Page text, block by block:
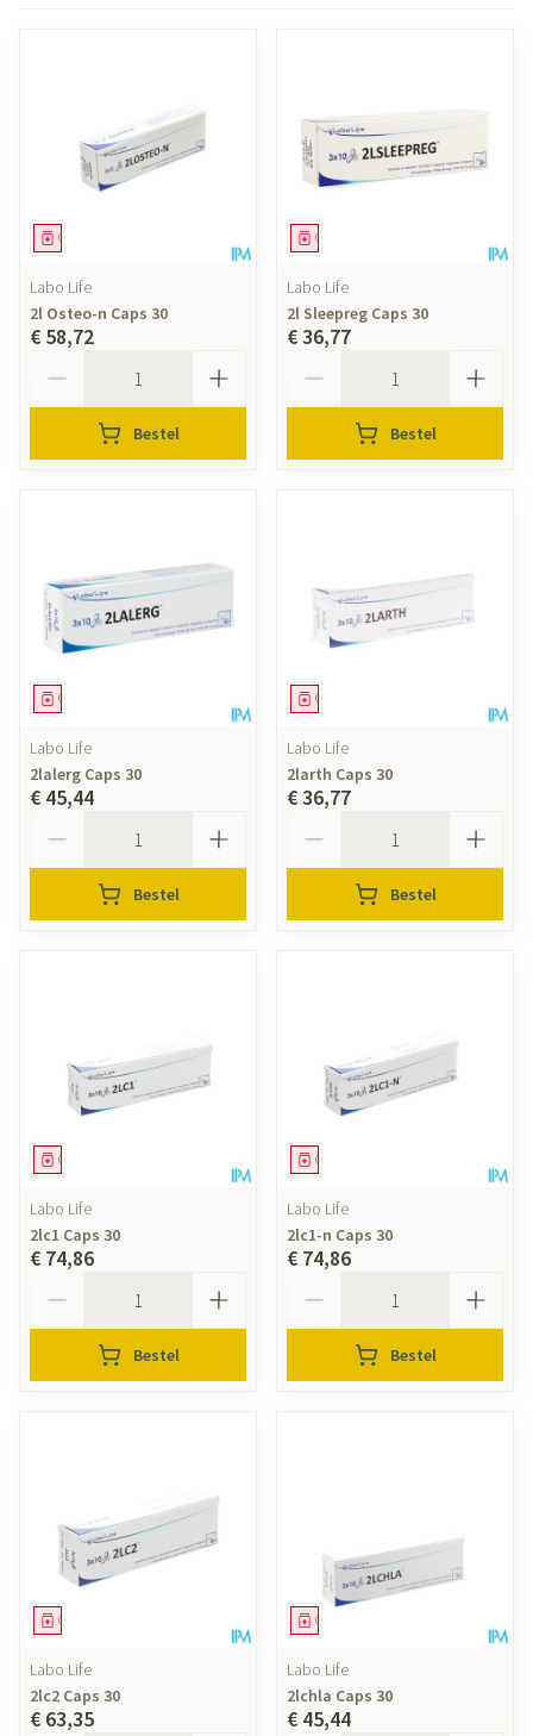
Geneesmiddel
Labo Life
2l Osteo-n Caps 30
€ 58,72
Bestel
Geneesmiddel
Labo Life
2l Sleepreg Caps 30
€ 36,77
Bestel
Geneesmiddel
Labo Life
2lalerg Caps 30
€ 45,44
Bestel
Geneesmiddel
Labo Life
2larth Caps 30
€ 36,77
Bestel
Geneesmiddel
Labo Life
2lc1 Caps 30
€ 74,86
Bestel
Geneesmiddel
Labo Life
2lc1-n Caps 30
€ 74,86
Bestel
Geneesmiddel
Labo Life
2lc2 Caps 30
€ 63,35
Geneesmiddel
Labo Life
2lchla Caps 30
€ 45,44